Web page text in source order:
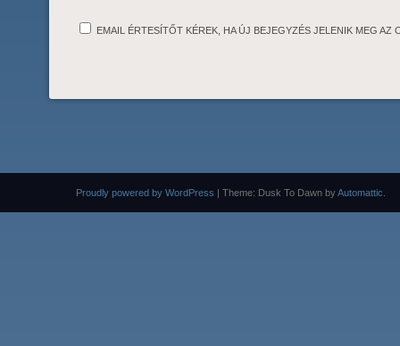
EMAIL ÉRTESÍTŐT KÉREK, HA ÚJ BEJEGYZÉS JELENIK MEG AZ
Proudly powered by WordPress | Theme: Dusk To Dawn byAutomattic